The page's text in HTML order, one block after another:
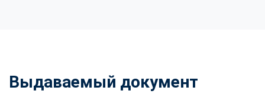
Выдаваемый документ